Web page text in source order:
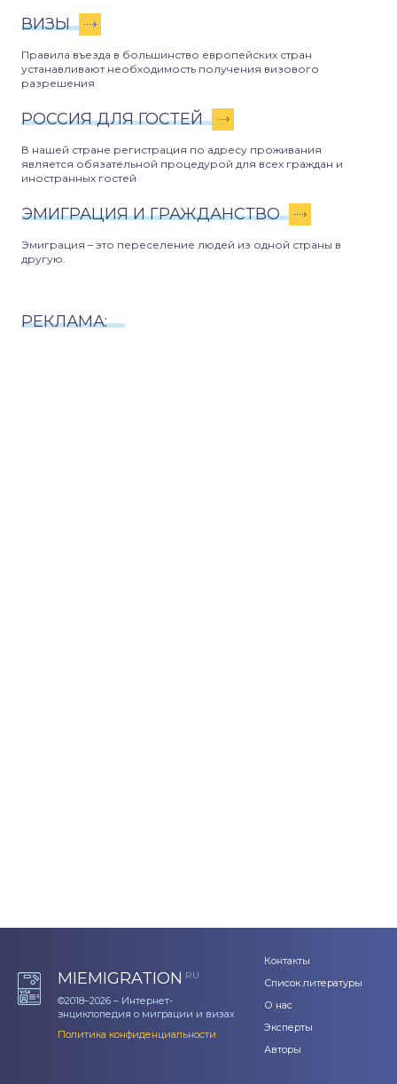
ВИЗЫ
Правила въезда в большинство европейских стран
устанавливают необходимость получения визового
разрешения
РОССИЯ ДЛЯ ГОСТЕЙ
В нашей стране регистрация по адресу проживания
является обязательной процедурой для всех граждан и
иностранных гостей
ЭМИГРАЦИЯ И ГРАЖДАНСТВО
Эмиграция – это переселение людей из одной страны в
другую.
РЕКЛАМА:
MIEMIGRATION RU
©2018–2026 – Интернет-
энциклопедия о миграции и визах
Политика конфиденциальности
Контакты
Список литературы
О нас
Эксперты
Авторы